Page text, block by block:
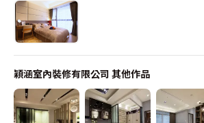
穎涵室內裝修有限公司 其他作品